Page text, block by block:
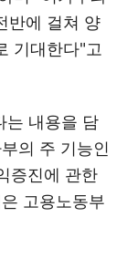
반에 걸쳐 양
기대한다"고
는 내용을 담
의 주 기능인
증진에 관한
고용노동부